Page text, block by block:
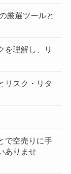
厳選ツールと
を理解し、リ
リスク・リタ
で空売りに手
ありませ